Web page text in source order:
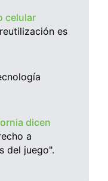
celular
es
dicen
a
del juego".